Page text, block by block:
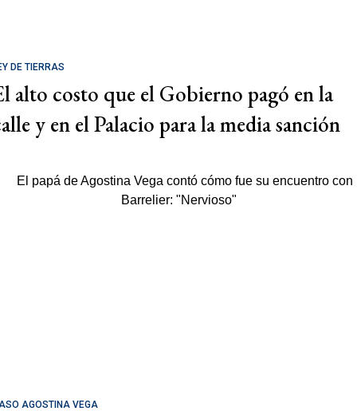
DE TIERRAS
alto costo que el Gobierno pagó en la
y en el Palacio para la media sanción
AGOSTINA VEGA